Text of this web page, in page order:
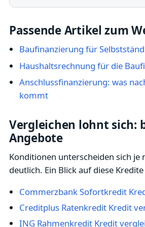
Passende Artikel zum
Baufinanzierung für
Haushaltsrechnung für die
Anschlussfinanzierung: was
kommt
Vergleichen lohnt sich:
Angebote
Konditionen unterscheiden sich je
deutlich. Ein Blick auf diese
Commerzbank Sofortkredit
Creditplus Ratenkredit Kredit
ING Rahmenkredit Kredit